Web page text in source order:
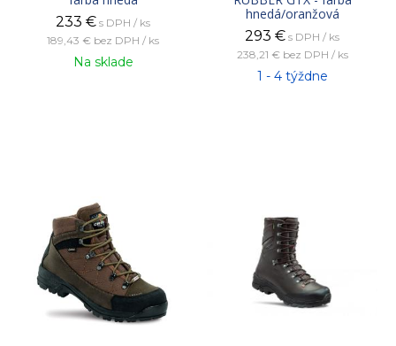
233 € s DPH / ks
189,43 € bez DPH / ks
Na sklade
hnedá/oranžová
293 € s DPH / ks
238,21 € bez DPH / ks
1 - 4 týždne